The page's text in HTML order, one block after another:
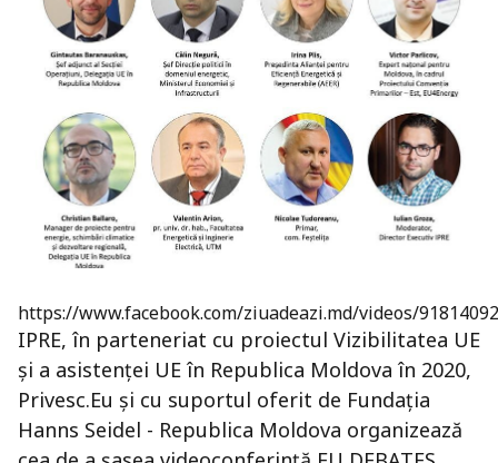
https://www.facebook.com/ziuadeazi.md/videos/
IPRE, în parteneriat cu proiectul Vizibilitatea UE
și a asistenței UE în Republica Moldova în 2020,
Privesc.Eu și cu suportul oferit de Fundaţia
Hanns Seidel - Republica Moldova organizează